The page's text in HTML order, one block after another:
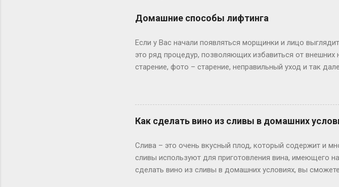
Домашние способы лифтинга
Если у Вас начали появляться морщинки и лицо
это ряд процедур, позволяющих избавиться от
старение, фото – старение, неправильный уход и так
обвисает вниз – образуются морщины и складки.
и избавиться от недостатков. Первый правильный шаг
лифтинга кожи лица и выбрать для себя самый
[[MORE]] В домашних условиях лифтинг кожи лица
проведения соответствующих процедур, пишет Лифтинг
Как сделать вино из сливы в домашних
Слива – это очень вкусный плод, который содержит и
сливы используют для приготовления вина, имеющего
сделать вино из сливы в домашних условиях, вы